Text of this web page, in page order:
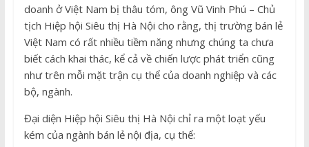
doanh ở Việt Nam bị thâu tóm, ông Vũ Vinh Phú – Chủ
tịch Hiệp hội Siêu thị Hà Nội cho rằng, thị trường bán lẻ
Việt Nam có rất nhiều tiềm năng nhưng chúng ta chưa
biết cách khai thác, kể cả về chiến lược phát triển cũng
như trên mỗi mặt trận cụ thể của doanh nghiệp và các
bộ, ngành.
Đại diện Hiệp hội Siêu thị Hà Nội chỉ ra một loạt yếu
kém của ngành bán lẻ nội địa, cụ thể: